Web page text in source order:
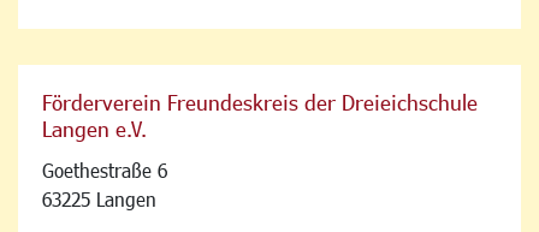
Förderverein Freundeskreis der Dreieichschule
Langen e.V.
Goethestraße 6
63225 Langen